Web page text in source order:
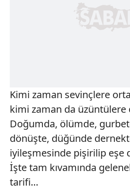
Kimi zaman sevinçlere
kimi zaman da üzüntülere
Doğumda, ölümde,
dönüşte, düğünde
iyileşmesinde pişirilip eşe
İşte tam kıvamında
tarifi…